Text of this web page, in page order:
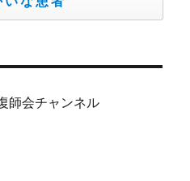
師会チャンネル